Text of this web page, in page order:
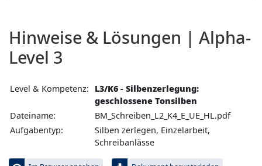
Hinweise & Lösungen | Alpha-
Level 3
Level & Kompetenz:
L3/K6 - Silbenzerlegung:
geschlossene Tonsilben
Dateiname:
BM_Schreiben_L2_K4_E_UE_HL.pdf
Aufgabentyp:
Silben zerlegen, Einzelarbeit,
Schreibanlässe